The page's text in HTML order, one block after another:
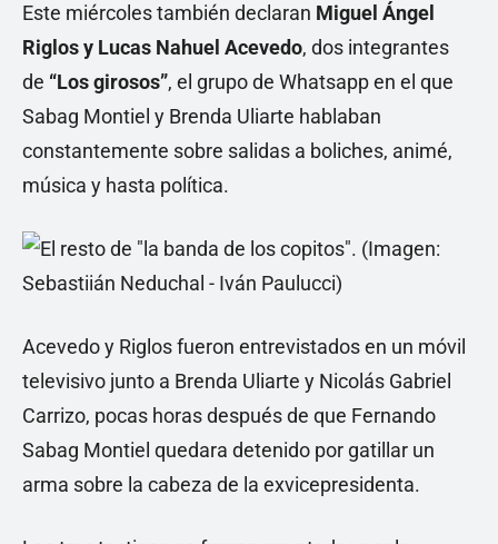
Este miércoles también declaran Miguel Ángel
Riglos y Lucas Nahuel Acevedo, dos integrantes
de “Los girosos”, el grupo de Whatsapp en el que
Sabag Montiel y Brenda Uliarte hablaban
constantemente sobre salidas a boliches, animé,
música y hasta política.
Acevedo y Riglos fueron entrevistados en un móvil
televisivo junto a Brenda Uliarte y Nicolás Gabriel
Carrizo, pocas horas después de que Fernando
Sabag Montiel quedara detenido por gatillar un
arma sobre la cabeza de la exvicepresidenta.